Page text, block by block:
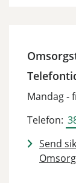
Mandag -
Telefon:
Send